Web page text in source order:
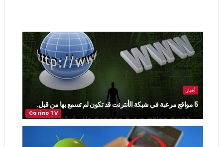
أخبار
5 مواقع مرعبة في شبكة الأنترنت قد تكون لم تسمع بها من قبل.